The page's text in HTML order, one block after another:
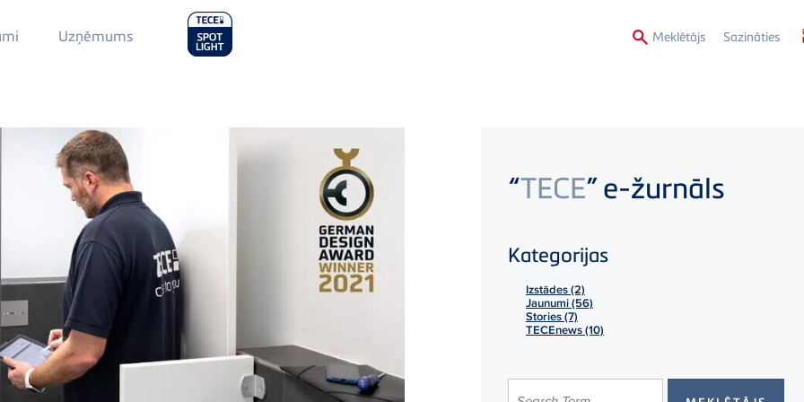
Main
Menu
Uzņēmums Meklētājs Sazināties
“TECE” e-žurnāls
Kategorijas
Izstādes (2)
Jaunumi (56)
Stories (7)
TECEnews (10)